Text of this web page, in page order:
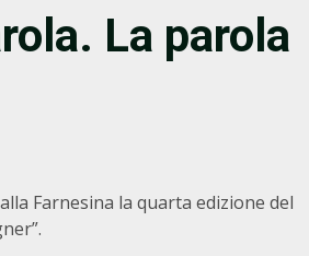
La parola
Farnesina la quarta edizione del